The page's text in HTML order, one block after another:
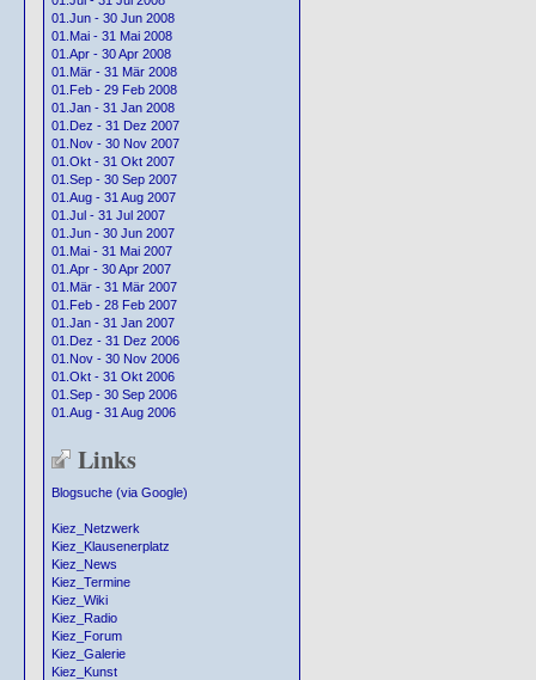
01.Jun - 30 Jun 2008
01.Mai - 31 Mai 2008
01.Apr - 30 Apr 2008
01.Mär - 31 Mär 2008
01.Feb - 29 Feb 2008
01.Jan - 31 Jan 2008
01.Dez - 31 Dez 2007
01.Nov - 30 Nov 2007
01.Okt - 31 Okt 2007
01.Sep - 30 Sep 2007
01.Aug - 31 Aug 2007
01.Jul - 31 Jul 2007
01.Jun - 30 Jun 2007
01.Mai - 31 Mai 2007
01.Apr - 30 Apr 2007
01.Mär - 31 Mär 2007
01.Feb - 28 Feb 2007
01.Jan - 31 Jan 2007
01.Dez - 31 Dez 2006
01.Nov - 30 Nov 2006
01.Okt - 31 Okt 2006
01.Sep - 30 Sep 2006
01.Aug - 31 Aug 2006
Links
Blogsuche (via Google)
Kiez_Netzwerk
Kiez_Klausenerplatz
Kiez_News
Kiez_Termine
Kiez_Wiki
Kiez_Radio
Kiez_Forum
Kiez_Galerie
Kiez_Kunst